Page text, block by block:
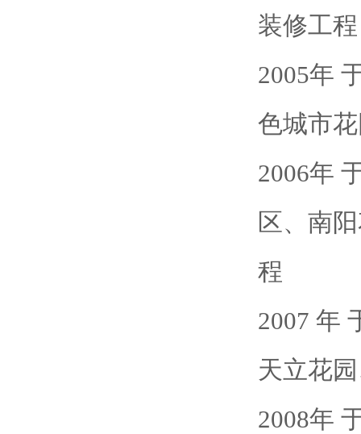
装修工程
2005年
色城市
2006年
区、南
程
2007 年
天立花
2008年